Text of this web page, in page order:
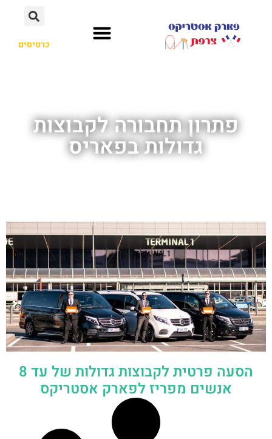
כרטיסים
פתרון תחבורה לקבוצות
גדולות בפאריס
הסעה פרטית לקבוצות גדולות של עד 8
אנשים מפריז לפארק אסטריקס